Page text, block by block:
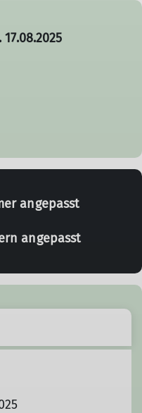
angepasst
angepasst